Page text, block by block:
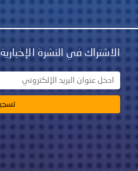
الاشتراك في النشرة الإخبارية